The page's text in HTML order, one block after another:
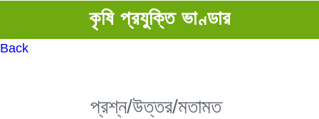
কৃষি প্রযুক্তি ভাণ্ডার
Back
প্রশ্ন/উত্তর/মতামত